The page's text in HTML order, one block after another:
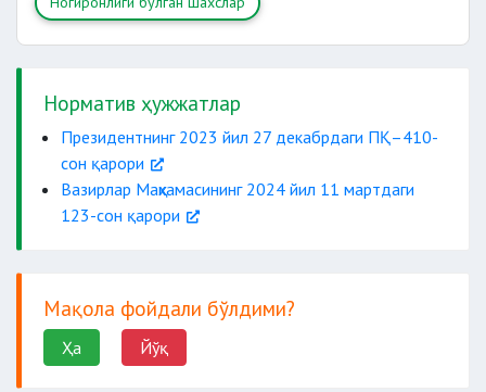
Норматив ҳужжатлар
Президентнинг 2023 йил 27 декабрдаги ПҚ–410-
сон қарори
Вазирлар Маҳкамасининг 2024 йил 11 мартдаги
123-сон қарори
Мақола фойдали бўлдими?
Ҳа Йўқ